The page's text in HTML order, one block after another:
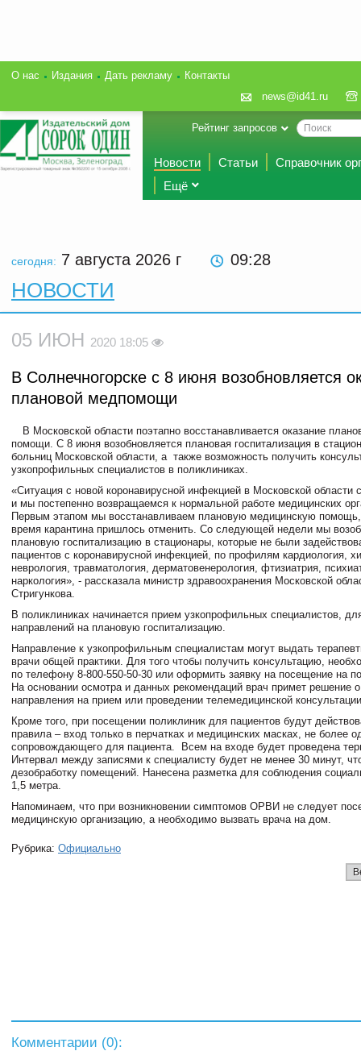
О нас Издания Дать рекламу
Контакты
news@id41.ru
Рейтинг запросов
Новости Статьи
Справочник
Ещё
сегодня: 7 августа 2026 г 09:28
НОВОСТИ
05 ИЮН 2020 18:05
В Солнечногорске с 8 июня возобновляется
плановой медпомощи
В Московской области поэтапно восстанавливается оказание
помощи. С 8 июня возобновляется плановая госпитализация в
больниц Московской области, а также возможность получить
узкопрофильных специалистов в поликлиниках.
«Ситуация с новой коронавирусной инфекцией в Московской области
и мы постепенно возвращаемся к нормальной работе медицинских
Первым этапом мы восстанавливаем плановую медицинскую
время карантина пришлось отменить. Со следующей недели мы
плановую госпитализацию в стационары, которые не были
пациентов с коронавирусной инфекцией, по профилям кардиология,
неврология, травматология, дерматовенерология, фтизиатрия,
наркология», - рассказала министр здравоохранения Московской
Стригункова.
В поликлиниках начинается прием узкопрофильных специалистов,
направлений на плановую госпитализацию.
Направление к узкопрофильным специалистам могут выдать
врачи общей практики. Для того чтобы получить консультацию,
по телефону 8-800-550-50-30 или оформить заявку на посещение на
На основании осмотра и данных рекомендаций врач примет решение
направления на прием или проведении телемедицинской
Кроме того, при посещении поликлиник для пациентов будут
правила – вход только в перчатках и медицинских масках, не более
сопровождающего для пациента. Всем на входе будет проведена
Интервал между записями к специалисту будет не менее 30 минут,
дезобработку помещений. Нанесена разметка для соблюдения
1,5 метра.
Напоминаем, что при возникновении симптомов ОРВИ не следует
медицинскую организацию, а необходимо вызвать врача на дом.
Рубрика: Официально
Комментарии (0):